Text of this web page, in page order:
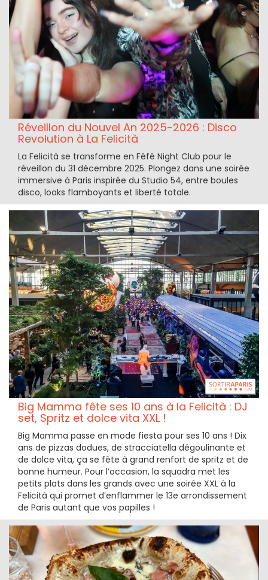
Réveillon du Nouvel An 2025-2026 : Disco
Revolution à La Felicità
La Felicità se transforme en Féfé Night Club pour le
réveillon du 31 décembre 2025. Plongez dans une soirée
immersive à Paris inspirée du Studio 54, entre boules
disco, looks flamboyants et liberté totale.
Big Mamma fête ses 10 ans à la Felicità : DJ
set, Spritz et dolce vita XXL !
Big Mamma passe en mode fiesta pour ses 10 ans ! Dix
ans de pizzas dodues, de stracciatella dégoulinante et
de dolce vita, ça se fête à grand renfort de spritz et de
bonne humeur. Pour l’occasion, la squadra met les
petits plats dans les grands avec une soirée XXL à la
Felicità qui promet d’enflammer le 13e arrondissement
de Paris autant que vos papilles !